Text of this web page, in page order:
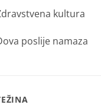
kultura
poslije namaza